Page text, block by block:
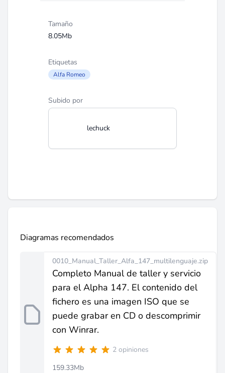
Tamaño
8.05Mb
Etiquetas
Alfa Romeo
Subido por
lechuck
Diagramas recomendados
0010_Manual_Taller_Alfa_147_multilenguaje.zip
Completo Manual de taller y servicio
para el Alpha 147. El contenido del
fichero es una imagen ISO que se
puede grabar en CD o descomprimir
con Winrar.
2 opiniones
159.33Mb